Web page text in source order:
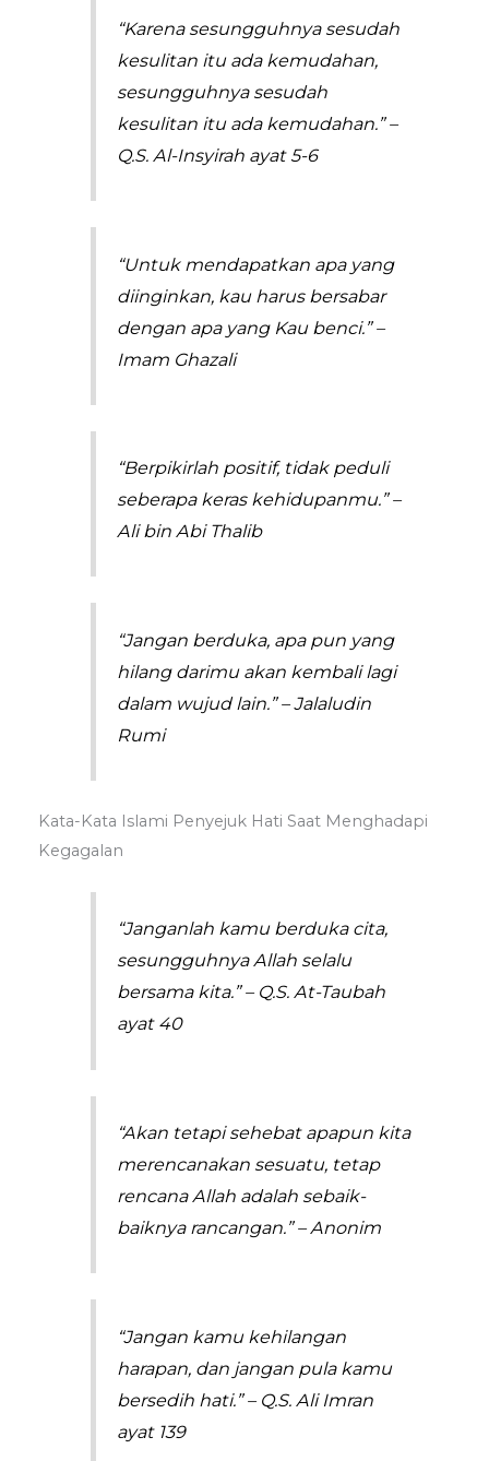
“Karena sesungguhnya sesudah
kesulitan itu ada kemudahan,
sesungguhnya sesudah
kesulitan itu ada kemudahan.” –
Q.S. Al-Insyirah ayat 5-6
“Untuk mendapatkan apa yang
diinginkan, kau harus bersabar
dengan apa yang Kau benci.” –
Imam Ghazali
“Berpikirlah positif, tidak peduli
seberapa keras kehidupanmu.” –
Ali bin Abi Thalib
“Jangan berduka, apa pun yang
hilang darimu akan kembali lagi
dalam wujud lain.” – Jalaludin
Rumi
Kata-Kata Islami Penyejuk Hati Saat Menghadapi
Kegagalan
“Janganlah kamu berduka cita,
sesungguhnya Allah selalu
bersama kita.” – Q.S. At-Taubah
ayat 40
“Akan tetapi sehebat apapun kita
merencanakan sesuatu, tetap
rencana Allah adalah sebaik-
baiknya rancangan.” – Anonim
“Jangan kamu kehilangan
harapan, dan jangan pula kamu
bersedih hati.” – Q.S. Ali Imran
ayat 139